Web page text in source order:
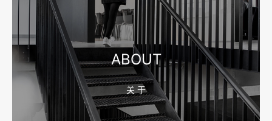
2026-08-10 16:43:21
宁波网站建设公司怎么选？先看合同、后台和询盘路径
2026-08-04 17:59:05
嘉兴企业做AI搜索优化，先把官网服务页和FAQ对齐
ABOUT
关 于